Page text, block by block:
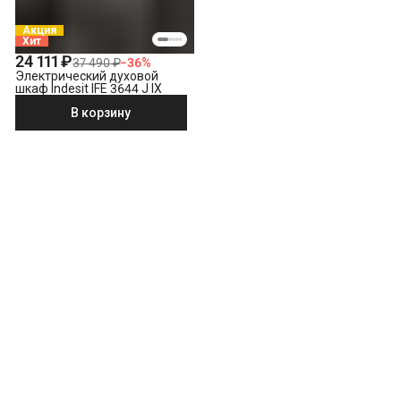
Акция
Хит
24 111 ₽37 490 ₽−36%
Электрический духовой
шкаф Indesit IFE 3644 J IX
В корзину